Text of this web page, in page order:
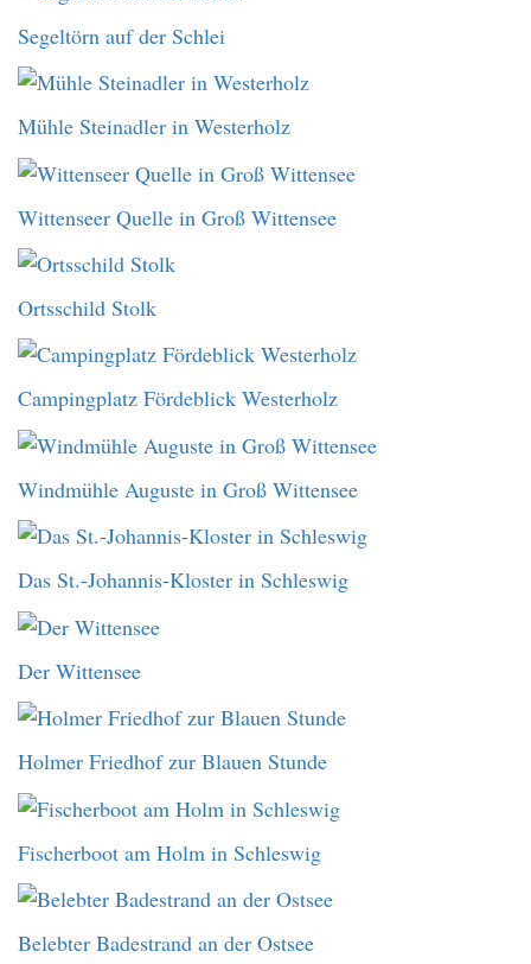
Segeltörn auf der Schlei
Mühle Steinadler in Westerholz
Wittenseer Quelle in Groß Wittensee
Ortsschild Stolk
Campingplatz Fördeblick Westerholz
Windmühle Auguste in Groß Wittensee
Das St.-Johannis-Kloster in Schleswig
Der Wittensee
Holmer Friedhof zur Blauen Stunde
Fischerboot am Holm in Schleswig
Belebter Badestrand an der Ostsee